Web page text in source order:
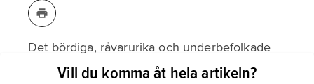
Det bördiga, råvarurika och underbefolkade
Assam har i alla tider lockat både invandrare
Vill du komma åt hela artikeln?